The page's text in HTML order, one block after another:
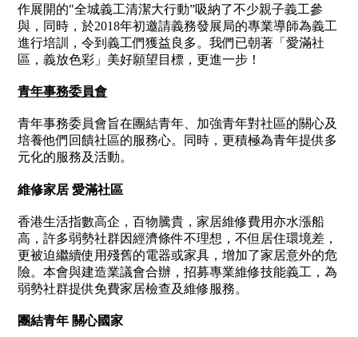
作展開的"全城義工清潔大行動”吸納了不少親子義工參
與，同時，於2018年初邀請義務發展局的專業導師為義工
進行培訓，令到義工們獲益良多。我們已朝著「愛滿社
區，義放色彩」美好願望目標，更進一步！
青年事務委員會
青年事務委員會旨在團結青年、加強青年對社區的關心及
培養他們回饋社區的服務心。同時，更積極為青年提供多
元化的服務及活動。
維修家居 愛滿社區
香港生活指數高企，百物騰貴，家居維修費用亦水漲船
高，許多弱勢社群因經濟條件不理想，不但居住環境差，
更被迫繼續使用殘舊的電器或家具，增加了家居意外的危
險。本會與建造業議會合辦，招募專業維修技能義工，為
弱勢社群提供免費家居檢查及維修服務。
團結青年 關心國家